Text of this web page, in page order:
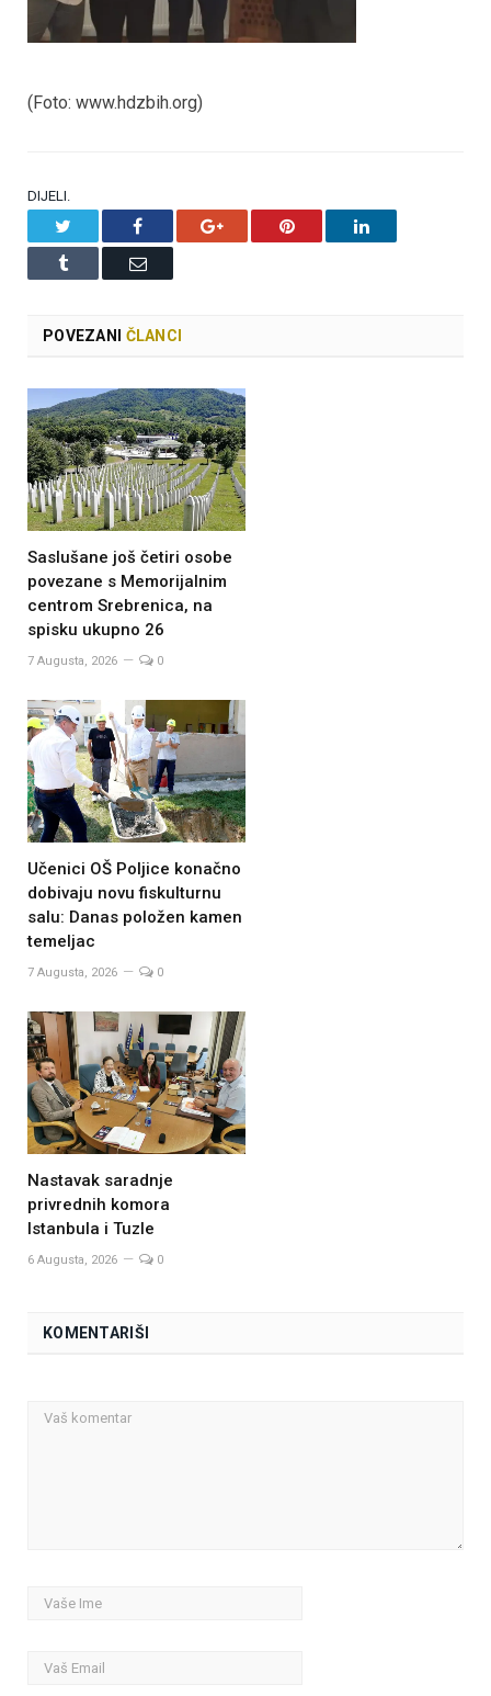
(Foto: www.hdzbih.org)
DIJELI.
Facebook Google+ Pinterest LinkedIn
Tumblr Email
POVEZANI ČLANCI
Saslušane još četiri osobe
povezane s Memorijalnim
centrom Srebrenica, na
spisku ukupno 26
7 Augusta, 2026 0
Učenici OŠ Poljice konačno
dobivaju novu fiskulturnu
salu: Danas položen kamen
temeljac
7 Augusta, 2026 0
Nastavak saradnje
privrednih komora
Istanbula i Tuzle
6 Augusta, 2026 0
KOMENTARIŠI